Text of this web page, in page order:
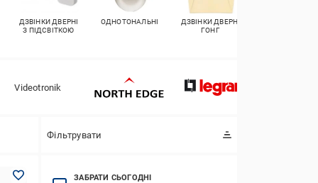
ДЗВІНКИ ДВЕРНІ
З ПІДСВІТКОЮ
ОДНОТОНАЛЬНІ
ДЗВІНКИ ДВЕРНІ
ГОНГ
Videotronik
Фільтрувати
ЗАБРАТИ СЬОГОДНІ